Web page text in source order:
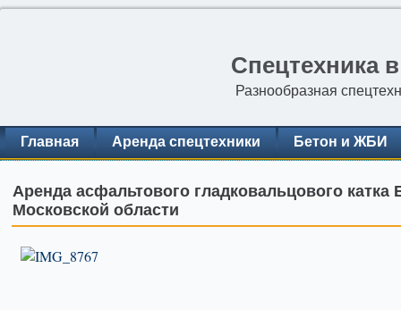
Спецтехника
Разнообразная
Главная Аренда спецтехники Бетон и ЖБИ
Аренда асфальтового гладковальцового
Московской области